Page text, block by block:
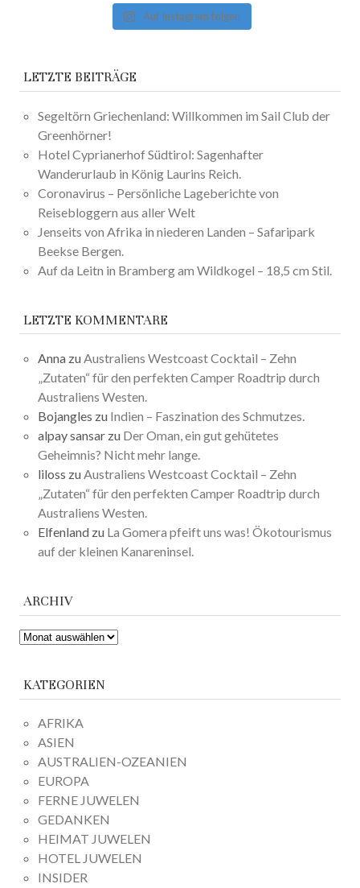
Auf Instagram folgen
LETZTE BEITRÄGE
Segeltörn Griechenland: Willkommen im Sail Club der
Greenhörner!
Hotel Cyprianerhof Südtirol: Sagenhafter
Wanderurlaub in König Laurins Reich.
Coronavirus – Persönliche Lageberichte von
Reisebloggern aus aller Welt
Jenseits von Afrika in niederen Landen – Safaripark
Beekse Bergen.
Auf da Leitn in Bramberg am Wildkogel – 18,5 cm Stil.
LETZTE KOMMENTARE
Anna zuAustraliens Westcoast Cocktail – Zehn
„Zutaten“ für den perfekten Camper Roadtrip durch
Australiens Westen.
Bojangles zu Indien – Faszination des Schmutzes.
alpay sansar zu Der Oman, ein gut gehütetes
Geheimnis? Nicht mehr lange.
liloss zuAustraliens Westcoast Cocktail – Zehn
„Zutaten“ für den perfekten Camper Roadtrip durch
Australiens Westen.
Elfenland zu La Gomera pfeift uns was! Ökotourismus
auf der kleinen Kanareninsel.
ARCHIV
ARCHIV
KATEGORIEN
AFRIKA
ASIEN
AUSTRALIEN-OZEANIEN
EUROPA
FERNE JUWELEN
GEDANKEN
HEIMAT JUWELEN
HOTEL JUWELEN
INSIDER